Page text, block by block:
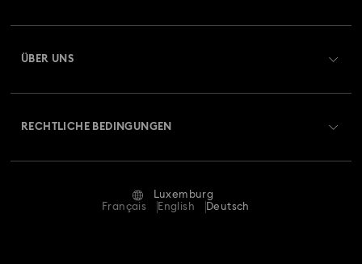
Retouren und Umtausch
Reparaturstatus
ÜBER UNS
RECHTLICHE BEDINGUNGEN
Luxemburg
Français
English Deutsch